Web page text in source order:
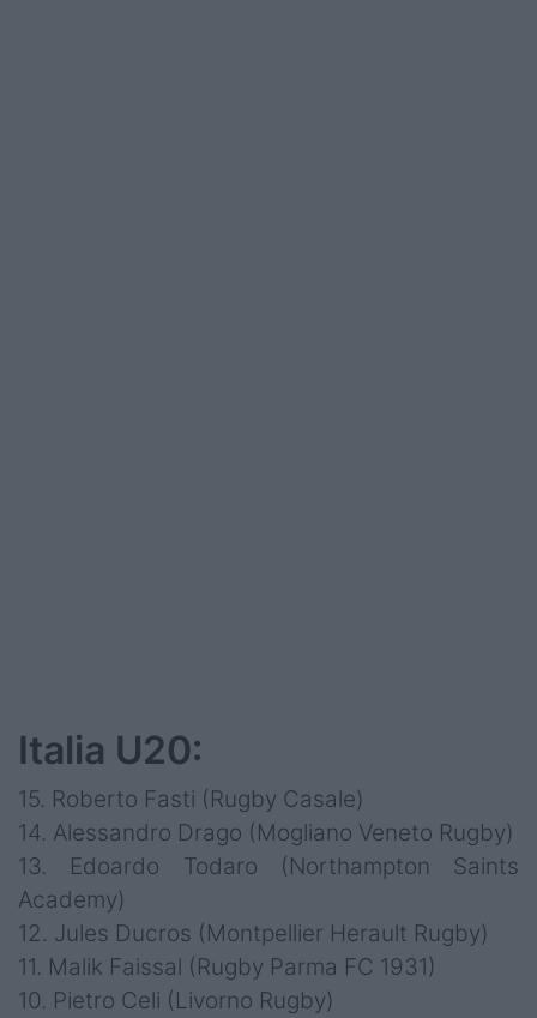
Italia U20:
15. Roberto Fasti (Rugby Casale)
14. Alessandro Drago (Mogliano Veneto Rugby)
13. Edoardo Todaro (Northampton Saints
Academy)
12. Jules Ducros (Montpellier Herault Rugby)
11. Malik Faissal (Rugby Parma FC 1931)
10. Pietro Celi (Livorno Rugby)